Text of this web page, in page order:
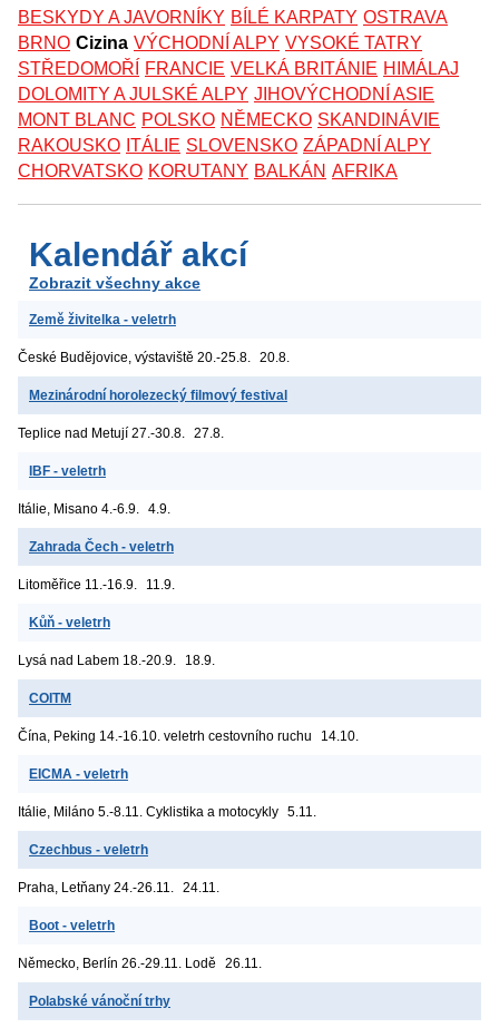
BESKYDY A JAVORNÍKY BÍLÉ KARPATY OSTRAVA
BRNO Cizina VÝCHODNÍ ALPY VYSOKÉ TATRY
STŘEDOMOŘÍ
FRANCIE VELKÁ BRITÁNIE HIMÁLAJ
DOLOMITY A JULSKÉ ALPY JIHOVÝCHODNÍ ASIE
MONT BLANC POLSKO NĚMECKO SKANDINÁVIE
RAKOUSKO ITÁLIE SLOVENSKO ZÁPADNÍ ALPY
CHORVATSKO KORUTANY BALKÁN AFRIKA
Kalendář akcí
Zobrazit všechny akce
Země živitelka - veletrh
České Budějovice, výstaviště 20.-25.8. 20.8.
Mezinárodní horolezecký filmový festival
Teplice nad Metují 27.-30.8. 27.8.
IBF - veletrh
Itálie, Misano 4.-6.9. 4.9.
Zahrada Čech - veletrh
Litoměřice 11.-16.9. 11.9.
Kůň - veletrh
Lysá nad Labem 18.-20.9. 18.9.
COITM
Čína, Peking 14.-16.10. veletrh cestovního ruchu 14.10.
EICMA - veletrh
Itálie, Miláno 5.-8.11. Cyklistika a motocykly 5.11.
Czechbus - veletrh
Praha, Letňany 24.-26.11. 24.11.
Boot - veletrh
Německo, Berlín 26.-29.11. Lodě 26.11.
Polabské vánoční trhy